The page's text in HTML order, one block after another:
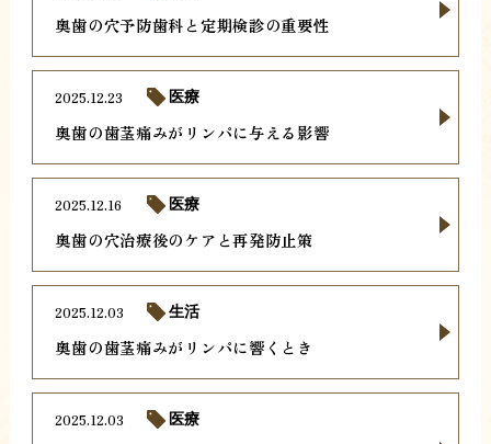
奥歯の穴予防歯科と定期検診の重要性
奥歯の歯茎痛みがリンパに与える影響
2025.12.23 医療
奥歯の穴治療後のケアと再発防止策
2025.12.16 医療
奥歯の歯茎痛みがリンパに響くとき
2025.12.03 生活
2025.12.03 医療